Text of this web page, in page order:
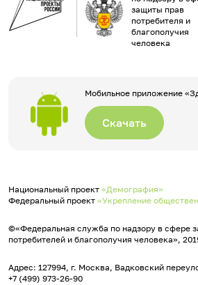
защиты прав
потребителя и
благополучия
человека
Мобильное приложение
Скачать
Национальный проект «Демография»
Федеральный проект «Укрепление
©«Федеральная служба по надзору в сфере
потребителей и благополучия человека»,
Адрес: 127994, г. Москва, Вадковский
+7 (499) 973-26-90